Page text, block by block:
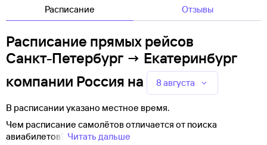
Расписание Отзывы
Расписание прямых рейсов
Санкт-Петербург → Екатеринбург
компании Россия на 8 августа
В расписании указано местное время.
Чем расписание самолётов отличается от поиска
авиабилетов? Читать дальше